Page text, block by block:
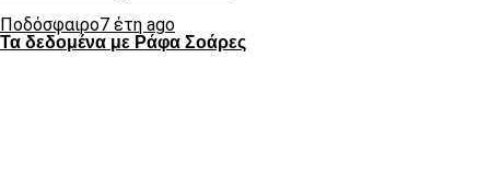
Ποδόσφαιρο7 έτη ago
Τα δεδομένα με Ράφα Σοάρες